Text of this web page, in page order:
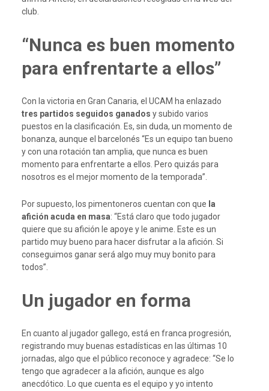
club.
“Nunca es buen momento
para enfrentarte a ellos”
Con la victoria en Gran Canaria, el UCAM ha enlazado
tres partidos seguidos ganados y subido varios
puestos en la clasificación. Es, sin duda, un momento de
bonanza, aunque el barcelonés “Es un equipo tan bueno
y con una rotación tan amplia, que nunca es buen
momento para enfrentarte a ellos. Pero quizás para
nosotros es el mejor momento de la temporada”.
Por supuesto, los pimentoneros cuentan con que la
afición acuda en masa: “Está claro que todo jugador
quiere que su afición le apoye y le anime. Este es un
partido muy bueno para hacer disfrutar a la afición. Si
conseguimos ganar será algo muy muy bonito para
todos”.
Un jugador en forma
En cuanto al jugador gallego, está en franca progresión,
registrando muy buenas estadísticas en las últimas 10
jornadas, algo que el público reconoce y agradece: “Se lo
tengo que agradecer a la afición, aunque es algo
anecdótico. Lo que cuenta es el equipo y yo intento